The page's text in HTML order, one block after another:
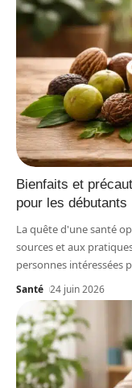
Bienfaits et
pour les débutants
La quête d'une santé
sources et aux
personnes intéressées
Santé 24 juin 2026